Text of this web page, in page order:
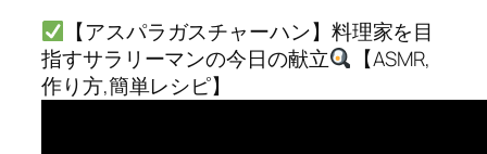
【アスパラガスチャーハン】料理家を目
指すサラリーマンの今日の献立
【ASMR,
作り方,簡単レシピ】